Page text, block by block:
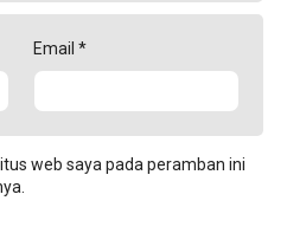
Email *
web saya pada peramban ini